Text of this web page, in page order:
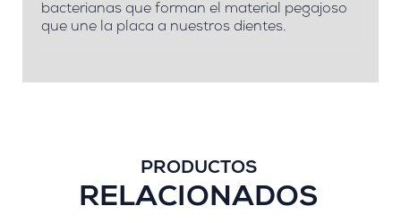
bacterianas que forman el material pegajoso
que une la placa a nuestros dientes.
PRODUCTOS
RELACIONADOS